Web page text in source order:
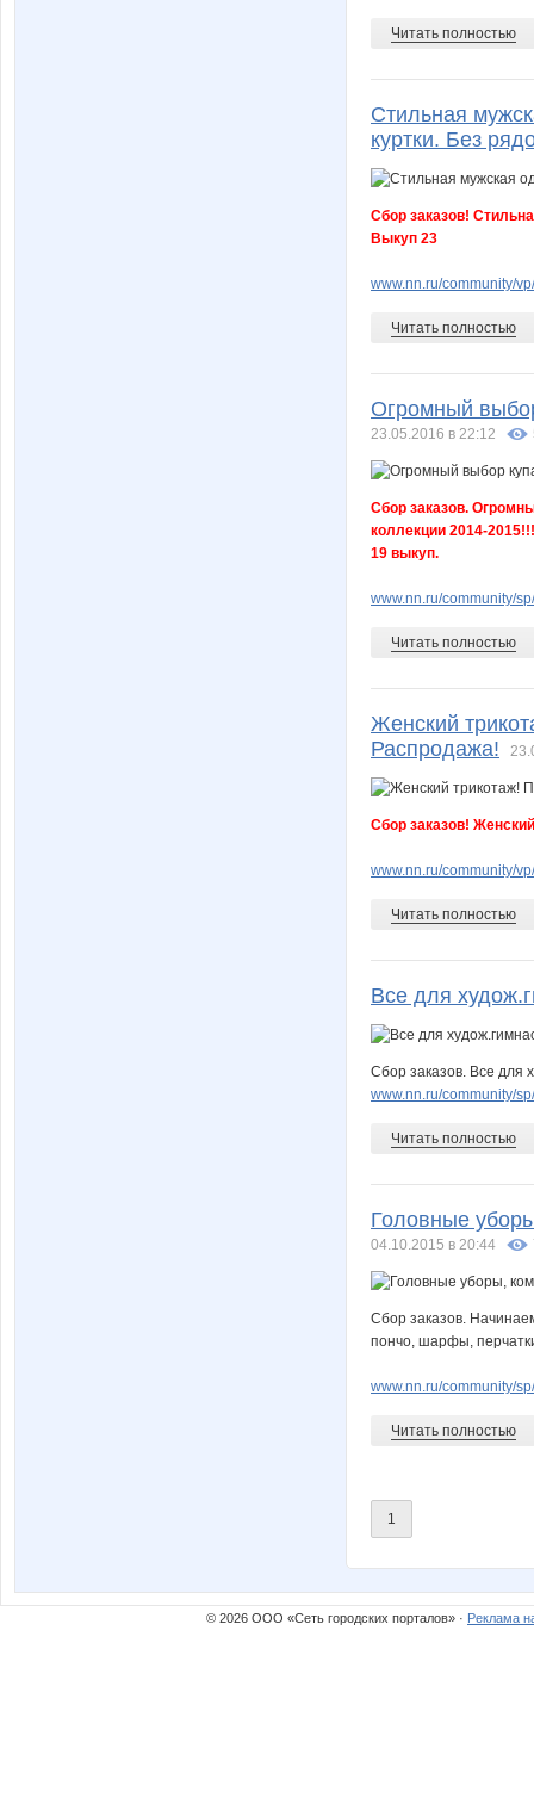
Читать полностью
Стильная
куртки. Без
Сбор заказов!
Выкуп 23
www.nn.ru/community/
Читать полностью
Огромный
23.05.2016 в 22:12
Сбор заказов.
коллекции 2014-
19 выкуп.
www.nn.ru/community/
Читать полностью
Женский
Распродажа!
Сбор заказов!
www.nn.ru/community/
Читать полностью
Все для
Сбор заказов. Все для
www.nn.ru/community/
Читать полностью
Головные
04.10.2015 в 20:44
Сбор заказов.
пончо, шарфы,
www.nn.ru/community/
Читать полностью
1
© 2026 ООО «Сеть городских порталов» · Реклама